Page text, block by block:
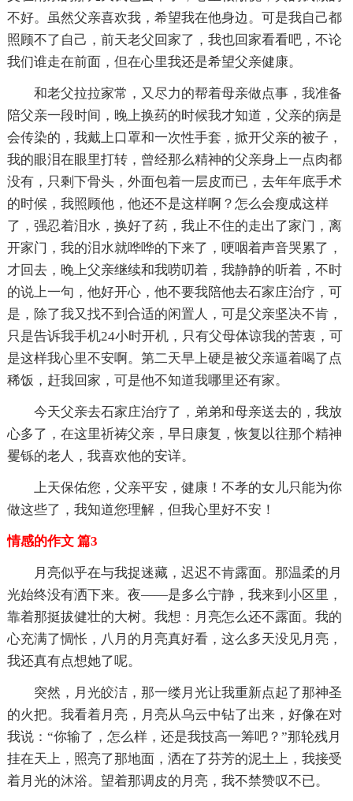
不好。虽然父亲喜欢我，希望我在他身边。可是我自己都
照顾不了自己，前天老父回家了，我也回家看看吧，不论
我们谁走在前面，但在心里我还是希望父亲健康。
和老父拉拉家常，又尽力的帮着母亲做点事，我准备
陪父亲一段时间，晚上换药的时候我才知道，父亲的病是
会传染的，我戴上口罩和一次性手套，掀开父亲的被子，
我的眼泪在眼里打转，曾经那么精神的父亲身上一点肉都
没有，只剩下骨头，外面包着一层皮而已，去年年底手术
的时候，我照顾他，他还不是这样啊？怎么会瘦成这样
了，强忍着泪水，换好了药，我止不住的走出了家门，离
开家门，我的泪水就哗哗的下来了，哽咽着声音哭累了，
才回去，晚上父亲继续和我唠叨着，我静静的听着，不时
的说上一句，他好开心，他不要我陪他去石家庄治疗，可
是，除了我又找不到合适的闲置人，可是父亲坚决不肯，
只是告诉我手机24小时开机，只有父母体谅我的苦衷，可
是这样我心里不安啊。第二天早上硬是被父亲逼着喝了点
稀饭，赶我回家，可是他不知道我哪里还有家。
今天父亲去石家庄治疗了，弟弟和母亲送去的，我放
心多了，在这里祈祷父亲，早日康复，恢复以往那个精神
矍铄的老人，我喜欢他的安详。
上天保佑您，父亲平安，健康！不孝的女儿只能为你
做这些了，我知道您理解，但我心里好不安！
情感的作文 篇3
月亮似乎在与我捉迷藏，迟迟不肯露面。那温柔的月
光始终没有洒下来。夜——是多么宁静，我来到小区里，
靠着那挺拔健壮的大树。我想：月亮怎么还不露面。我的
心充满了惆怅，八月的月亮真好看，这么多天没见月亮，
我还真有点想她了呢。
突然，月光皎洁，那一缕月光让我重新点起了那神圣
的火把。我看着月亮，月亮从乌云中钻了出来，好像在对
我说：“你输了，怎么样，还是我技高一筹吧？”那轮残月
挂在天上，照亮了那地面，洒在了芬芳的泥土上，我接受
着月光的沐浴。望着那调皮的月亮，我不禁赞叹不已。